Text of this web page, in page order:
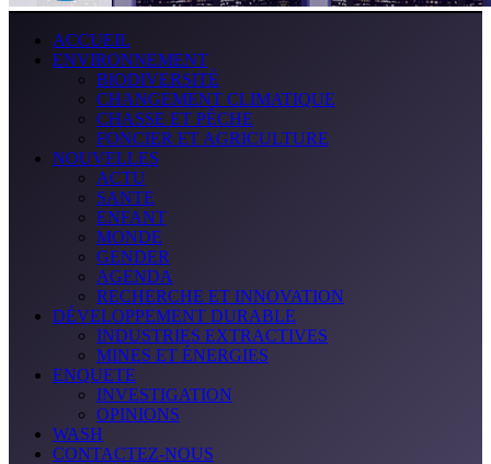
ACCUEIL
ENVIRONNEMENT
BIODIVERSITÉ
CHANGEMENT CLIMATIQUE
CHASSE ET PÊCHE
FONCIER ET AGRICULTURE
NOUVELLES
ACTU
SANTE
ENFANT
MONDE
GENDER
AGENDA
RECHERCHE ET INNOVATION
DÉVELOPPEMENT DURABLE
INDUSTRIES EXTRACTIVES
MINES ET ÉNERGIES
ENQUETE
INVESTIGATION
OPINIONS
WASH
CONTACTEZ-NOUS